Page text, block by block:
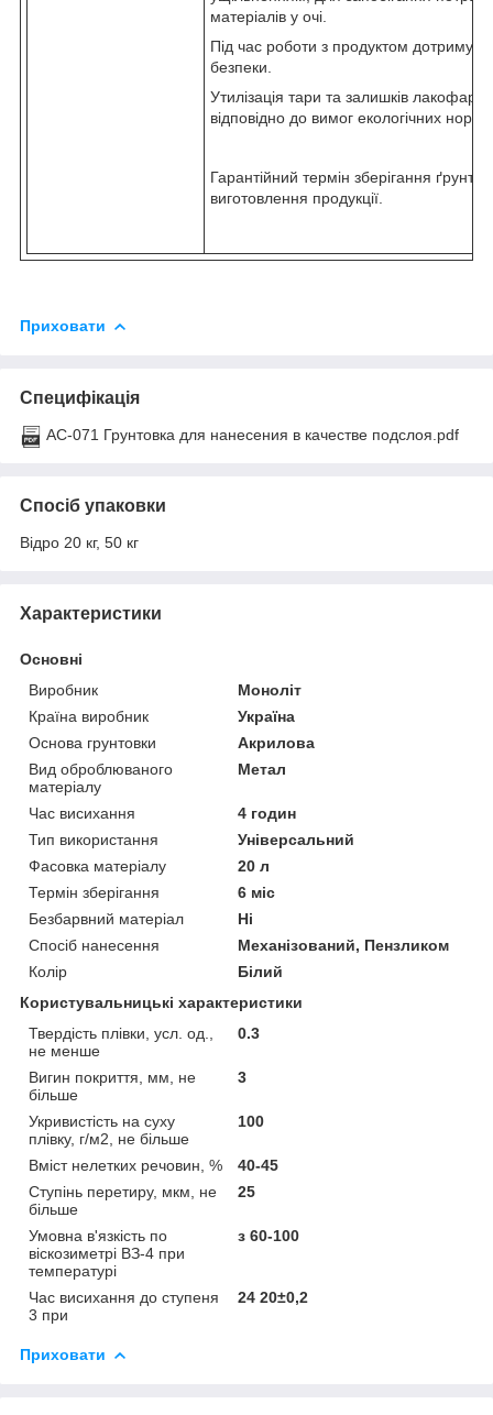
матеріалів у очі.
Під час роботи з продуктом
безпеки.
Утилізація тари та залишків
відповідно до вимог екологічних норм
Гарантійний термін зберігання
виготовлення продукції.
Приховати
Специфікація
АС-071 Грунтовка для нанесения в качестве подслоя.pdf
Спосіб упаковки
Відро 20 кг, 50 кг
Характеристики
Основні
Виробник
Моноліт
Країна виробник
Україна
Основа грунтовки
Акрилова
Вид оброблюваного
матеріалу
Метал
Час висихання
4 годин
Тип використання
Універсальний
Фасовка матеріалу
20 л
Термін зберігання
6 міс
Безбарвний матеріал
Ні
Спосіб нанесення
Механізований, Пензликом
Колір
Білий
Користувальницькі характеристики
Твердість плівки, усл. од.,
не менше
0.3
Вигин покриття, мм, не
більше
3
Укривистість на суху
плівку, г/м2, не більше
100
Вміст нелетких речовин, %
40-45
Ступінь перетиру, мкм, не
більше
25
Умовна в'язкість по
віскозиметрі ВЗ-4 при
температурі
з 60-100
Час висихання до ступеня
3 при
24 20±0,2
Приховати